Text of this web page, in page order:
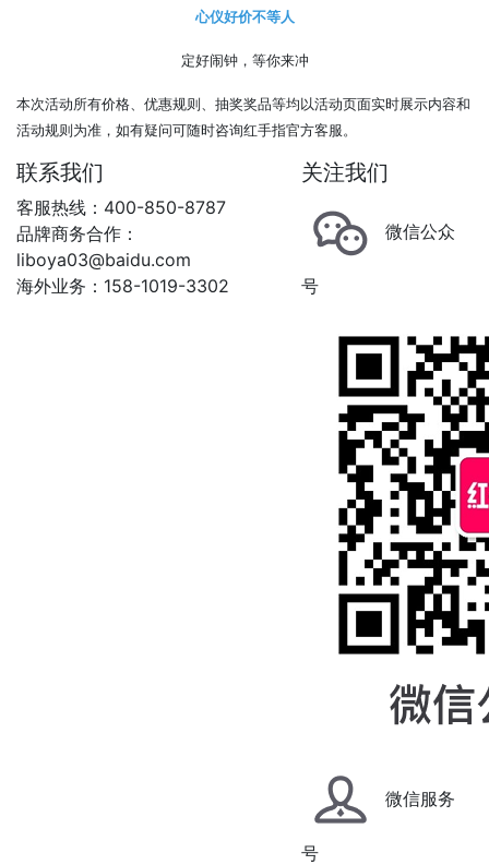
心仪好价不等人
定好闹钟，等你来冲
本次活动所有价格、优惠规则、抽奖奖品等均以活动页面实时展示内容和
活动规则为准，如有疑问可随时咨询红手指官方客服。
联系我们
客服热线：400-850-8787
品牌商务合作：
liboya03@baidu.com
海外业务：158-1019-3302
关注我们
微信公众
号
微信服务
号